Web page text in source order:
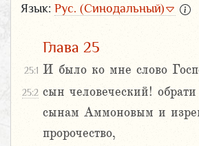
Язык: Рус. (Синодальный)
Глава 25
25:1 И было ко мне слово
25:2 сын человеческий!
сынам Аммоновым и
пророчество,